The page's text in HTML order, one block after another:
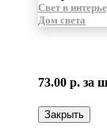
Свет в
Дом света
73.00 р. за
Закрыть